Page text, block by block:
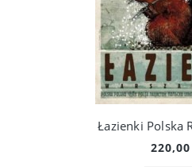
Łazienki Polska
220,00